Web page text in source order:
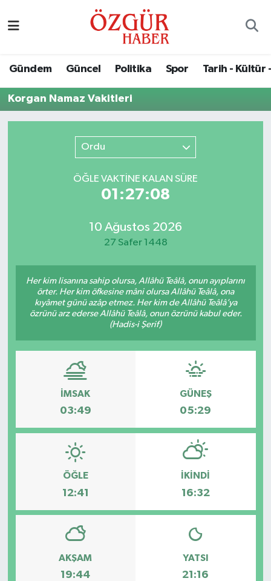
Gündem Güncel Politika Spor Tarih - Kültür
Korgan Namaz Vakitleri
Ordu
ÖĞLE VAKTİNE KALAN SÜRE
01:27:08
10 Ağustos 2026
27 Safer 1448
Her kim lisanına sahip olursa, Allâhü Teâlâ, onun ayıplarını
örter. Her kim öfkesine mâni olursa Allâhü Teâlâ, ona
kıyâmet günü azâp etmez. Her kim de Allâhü Teâlâ’ya
özrünü arz ederse Allâhü Teâlâ, onun özrünü kabul eder.
(Hadis-i Şerif)
İMSAK
03:49
GÜNEŞ
05:29
ÖĞLE
12:41
İKINDI
16:32
AKŞAM
19:44
YATSI
21:16
Ekonomi
Sağlık
Nöbetçi Eczaneler
Trafik Durumu
Tüm Manşetler
Son Dakika Haberleri